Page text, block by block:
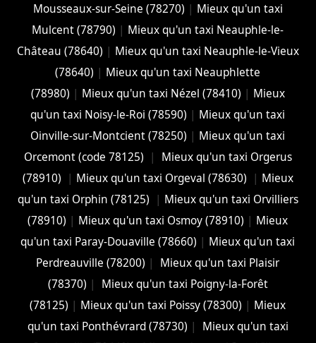
Mousseaux-sur-Seine (78270) | Mieux qu'un taxi
Mulcent (78790) | Mieux qu'un taxi Neauphle-le-
Château (78640) | Mieux qu'un taxi Neauphle-le-Vieux
(78640) | Mieux qu'un taxi Neauphlette
(78980) | Mieux qu'un taxi Nézel (78410) | Mieux
qu'un taxi Noisy-le-Roi (78590) | Mieux qu'un taxi
Oinville-sur-Montcient (78250) | Mieux qu'un taxi
Orcemont (code 78125)
|
Mieux qu'un taxi Orgerus
(78910)
| Mieux qu'un taxi Orgeval (78630) | Mieux
qu'un taxi Orphin (78125)
| Mieux qu'un taxi Orvilliers
(78910) | Mieux qu'un taxi Osmoy (78910) | Mieux
qu'un taxi Paray-Douaville (78660) | Mieux qu'un taxi
Perdreauville (78200) |
Mieux qu'un taxi Plaisir
(78370) |
Mieux qu'un taxi Poigny-la-Forêt
(78125) | Mieux qu'un taxi Poissy (78300) | Mieux
qu'un taxi Ponthévrard (78730) |
Mieux qu'un taxi